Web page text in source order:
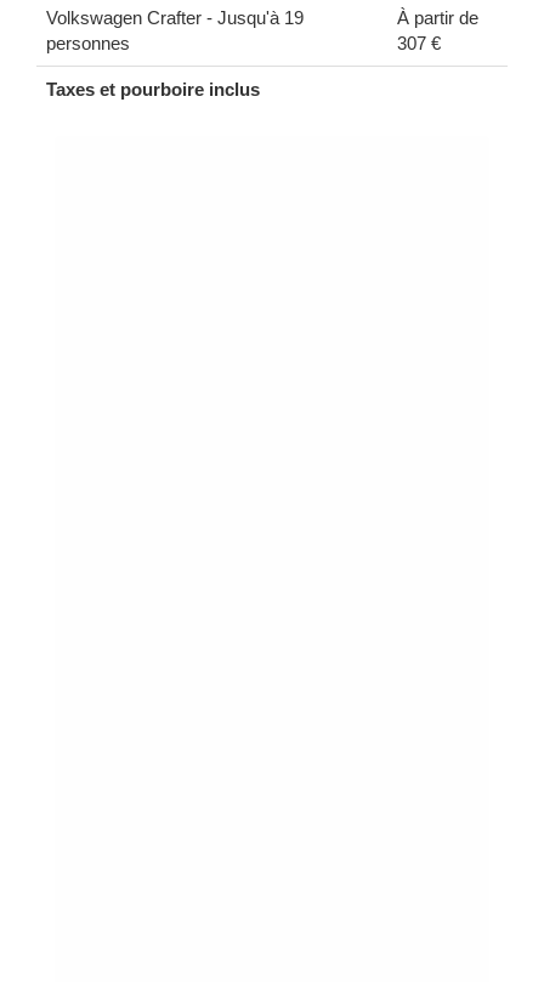
Volkswagen Crafter - Jusqu'à 19
personnes
À partir de
307 €
Taxes et pourboire inclus